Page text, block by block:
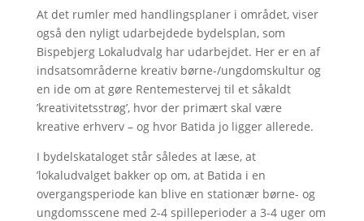
At det rumler med handlingsplaner i området, viser
også den nyligt udarbejdede bydelsplan, som
Bispebjerg Lokaludvalg har udarbejdet. Her er en af
indsatsområderne kreativ børne-/ungdomskultur og
en ide om at gøre Rentemestervej til et såkaldt
’kreativitetsstrøg’, hvor der primært skal være
kreative erhverv – og hvor Batida jo ligger allerede.
I bydelskataloget står således at læse, at
’lokaludvalget bakker op om, at Batida i en
overgangsperiode kan blive en stationær børne- og
ungdomsscene med 2-4 spilleperioder a 3-4 uger om